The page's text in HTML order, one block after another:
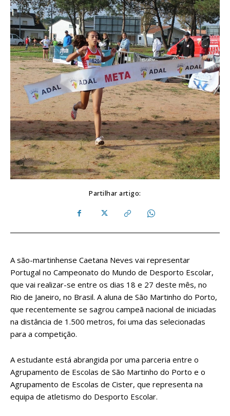
Partilhar artigo:
A são-martinhense Caetana Neves vai representar
Portugal no Campeonato do Mundo de Desporto Escolar,
que vai realizar-se entre os dias 18 e 27 deste mês, no
Rio de Janeiro, no Brasil. A aluna de São Martinho do Porto,
que recentemente se sagrou campeã nacional de iniciadas
na distância de 1.500 metros, foi uma das selecionadas
para a competição.
A estudante está abrangida por uma parceria entre o
Agrupamento de Escolas de São Martinho do Porto e o
Agrupamento de Escolas de Cister, que representa na
equipa de atletismo do Desporto Escolar.